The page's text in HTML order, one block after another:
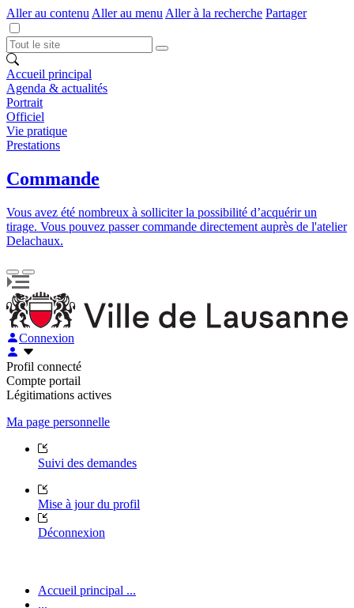
Aller au contenu Aller au menu Aller à la recherche Partager
Accueil principal
Agenda & actualités
Portrait
Officiel
Vie pratique
Prestations
Commande
Vous avez été nombreux à solliciter la possibilité d’acquérir un
tirage. Vous pouvez passer commande directement auprès de l'atelier
Delachaux.
Connexion
Profil connecté
Compte portail
Légitimations actives
Ma page personnelle
Suivi des demandes
Mise à jour du profil
Déconnexion
Accueil principal ...
...